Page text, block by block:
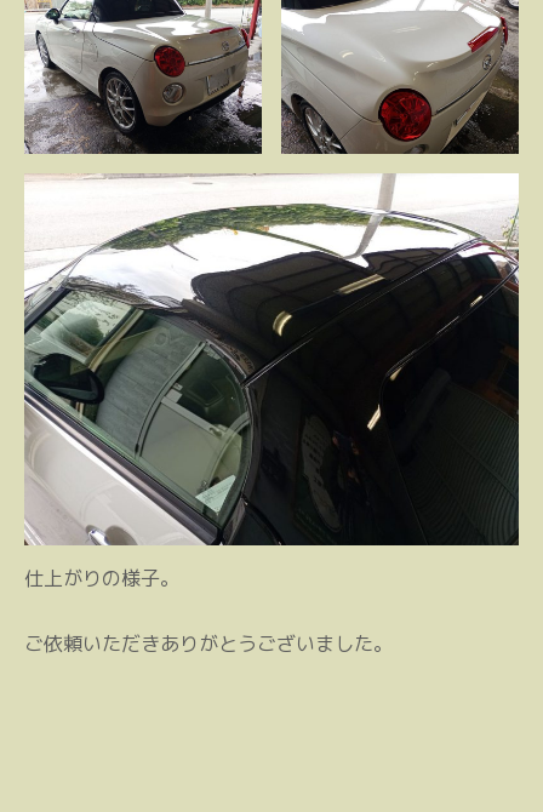
仕上がりの様子。
ご依頼いただきありがとうございました。